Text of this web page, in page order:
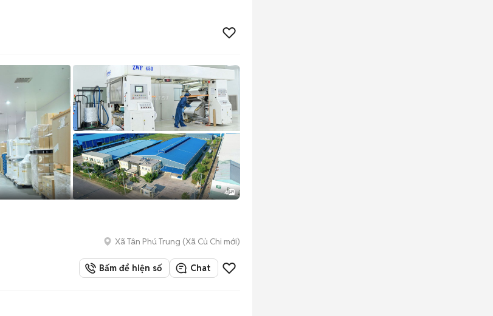
4
Xã Tân Phú Trung (Xã Củ Chi mới)
Bấm để hiện số Chat